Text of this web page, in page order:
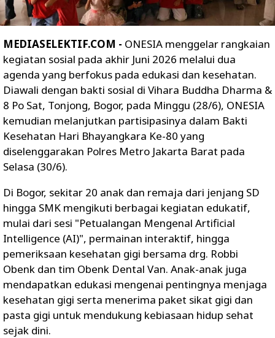
MEDIASELEKTIF.COM - ONESIA menggelar rangkaian
kegiatan sosial pada akhir Juni 2026 melalui dua
agenda yang berfokus pada edukasi dan kesehatan.
Diawali dengan bakti sosial di Vihara Buddha Dharma &
8 Po Sat, Tonjong, Bogor, pada Minggu (28/6), ONESIA
kemudian melanjutkan partisipasinya dalam Bakti
Kesehatan Hari Bhayangkara Ke-80 yang
diselenggarakan Polres Metro Jakarta Barat pada
Selasa (30/6).
Di Bogor, sekitar 20 anak dan remaja dari jenjang SD
hingga SMK mengikuti berbagai kegiatan edukatif,
mulai dari sesi "Petualangan Mengenal Artificial
Intelligence (AI)", permainan interaktif, hingga
pemeriksaan kesehatan gigi bersama drg. Robbi
Obenk dan tim Obenk Dental Van. Anak-anak juga
mendapatkan edukasi mengenai pentingnya menjaga
kesehatan gigi serta menerima paket sikat gigi dan
pasta gigi untuk mendukung kebiasaan hidup sehat
sejak dini.